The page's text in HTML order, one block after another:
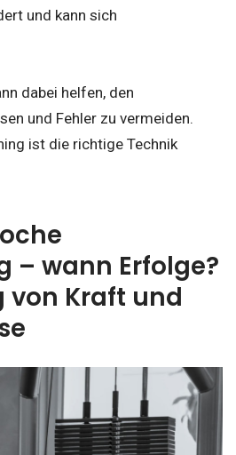
und kann sich
dabei helfen, den
und Fehler zu vermeiden.
ist die richtige Technik
– wann Erfolge?
von Kraft und